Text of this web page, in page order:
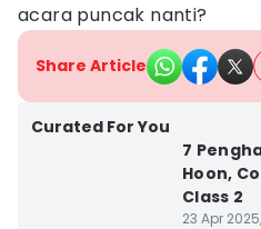
acara puncak nanti?
Share Article
Curated For You
7
Hoon,
Class 2
23 Apr